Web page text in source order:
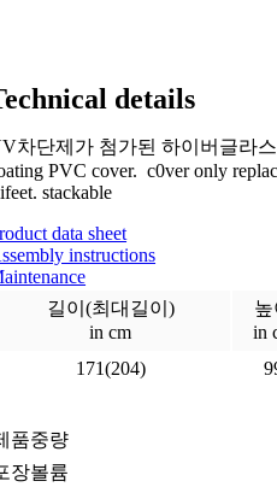
details
차단제가 첨가된 하이버글라
PVC cover. c0ver only
stackable
data sheet
instructions
길이(최대길이)
in cm
높
in
171(204)
품중량
장볼륨